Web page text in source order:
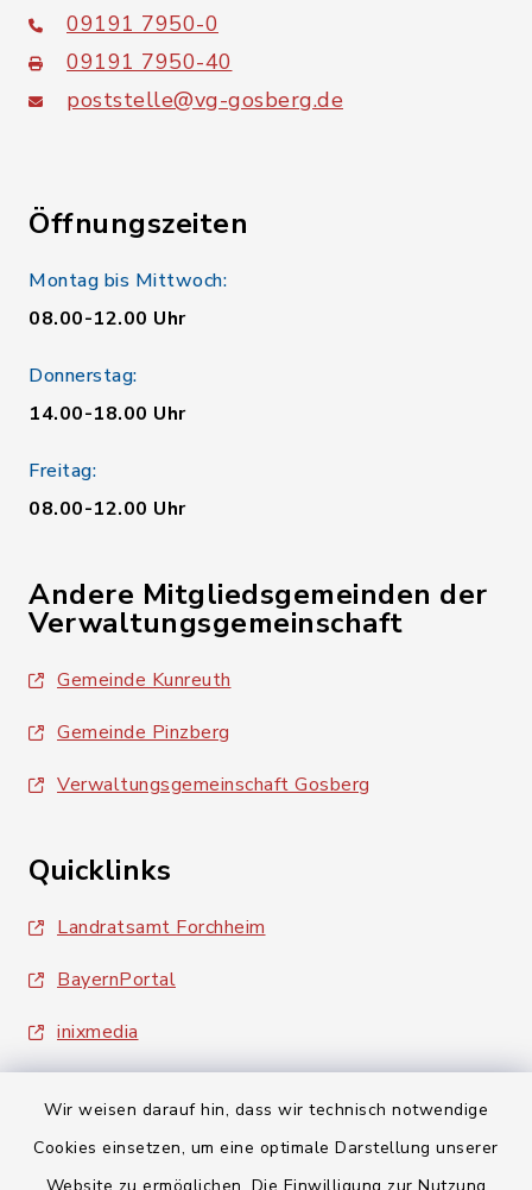
Wir weisen darauf hin, dass wir technisch notwendige
Cookies einsetzen, um eine optimale Darstellung unserer
09191 7950-0
09191 7950-40
poststelle@vg-gosberg.de
Öffnungszeiten
Montag bis Mittwoch:
08.00-12.00 Uhr
Donnerstag:
14.00-18.00 Uhr
Freitag:
08.00-12.00 Uhr
Andere Mitgliedsgemeinden der
Verwaltungsgemeinschaft
Gemeinde Kunreuth
Gemeinde Pinzberg
Verwaltungsgemeinschaft Gosberg
Quicklinks
Landratsamt Forchheim
BayernPortal
inixmedia